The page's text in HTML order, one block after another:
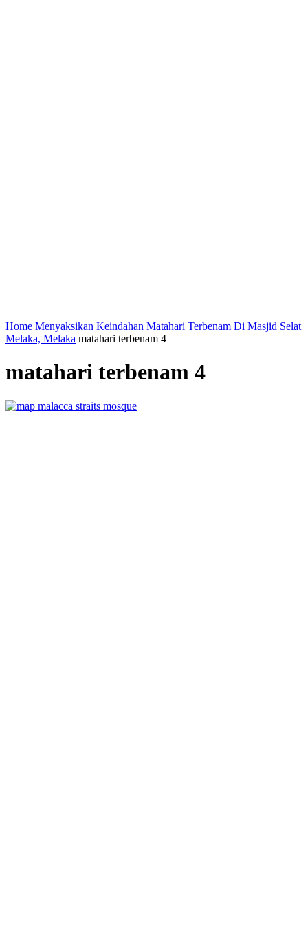
Home Menyaksikan Keindahan Matahari Terbenam Di Masjid Selat
Melaka, Melaka matahari terbenam 4
matahari terbenam 4